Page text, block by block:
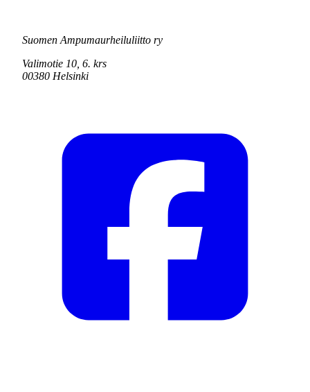
Suomen Ampumaurheiluliitto ry
Valimotie 10, 6. krs
00380 Helsinki